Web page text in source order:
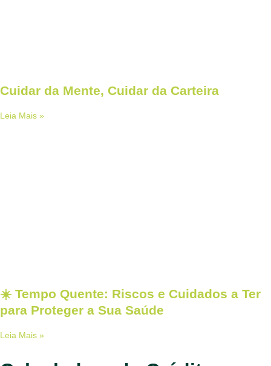
Cuidar da Mente, Cuidar da Carteira
Leia Mais »
☀️ Tempo Quente: Riscos e Cuidados a Ter
para Proteger a Sua Saúde
Leia Mais »